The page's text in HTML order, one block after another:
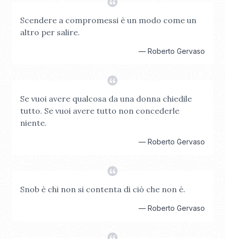
Scendere a compromessi è un modo come un
altro per salire.
— Roberto Gervaso
Se vuoi avere qualcosa da una donna chiedile
tutto. Se vuoi avere tutto non concederle
niente.
— Roberto Gervaso
Snob è chi non si contenta di ciò che non è.
— Roberto Gervaso